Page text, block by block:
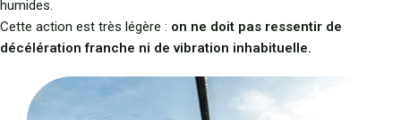
humides.
Cette action est très légère : on ne doit pas ressentir de
décélération franche ni de vibration inhabituelle.